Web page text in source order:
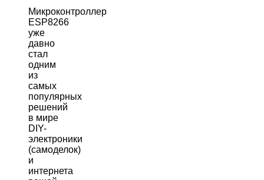
Микроконтроллер
ESP8266
уже
давно
стал
одним
из
самых
популярных
решений
в мире
DIY-
электроники
(самоделок)
и
интернета